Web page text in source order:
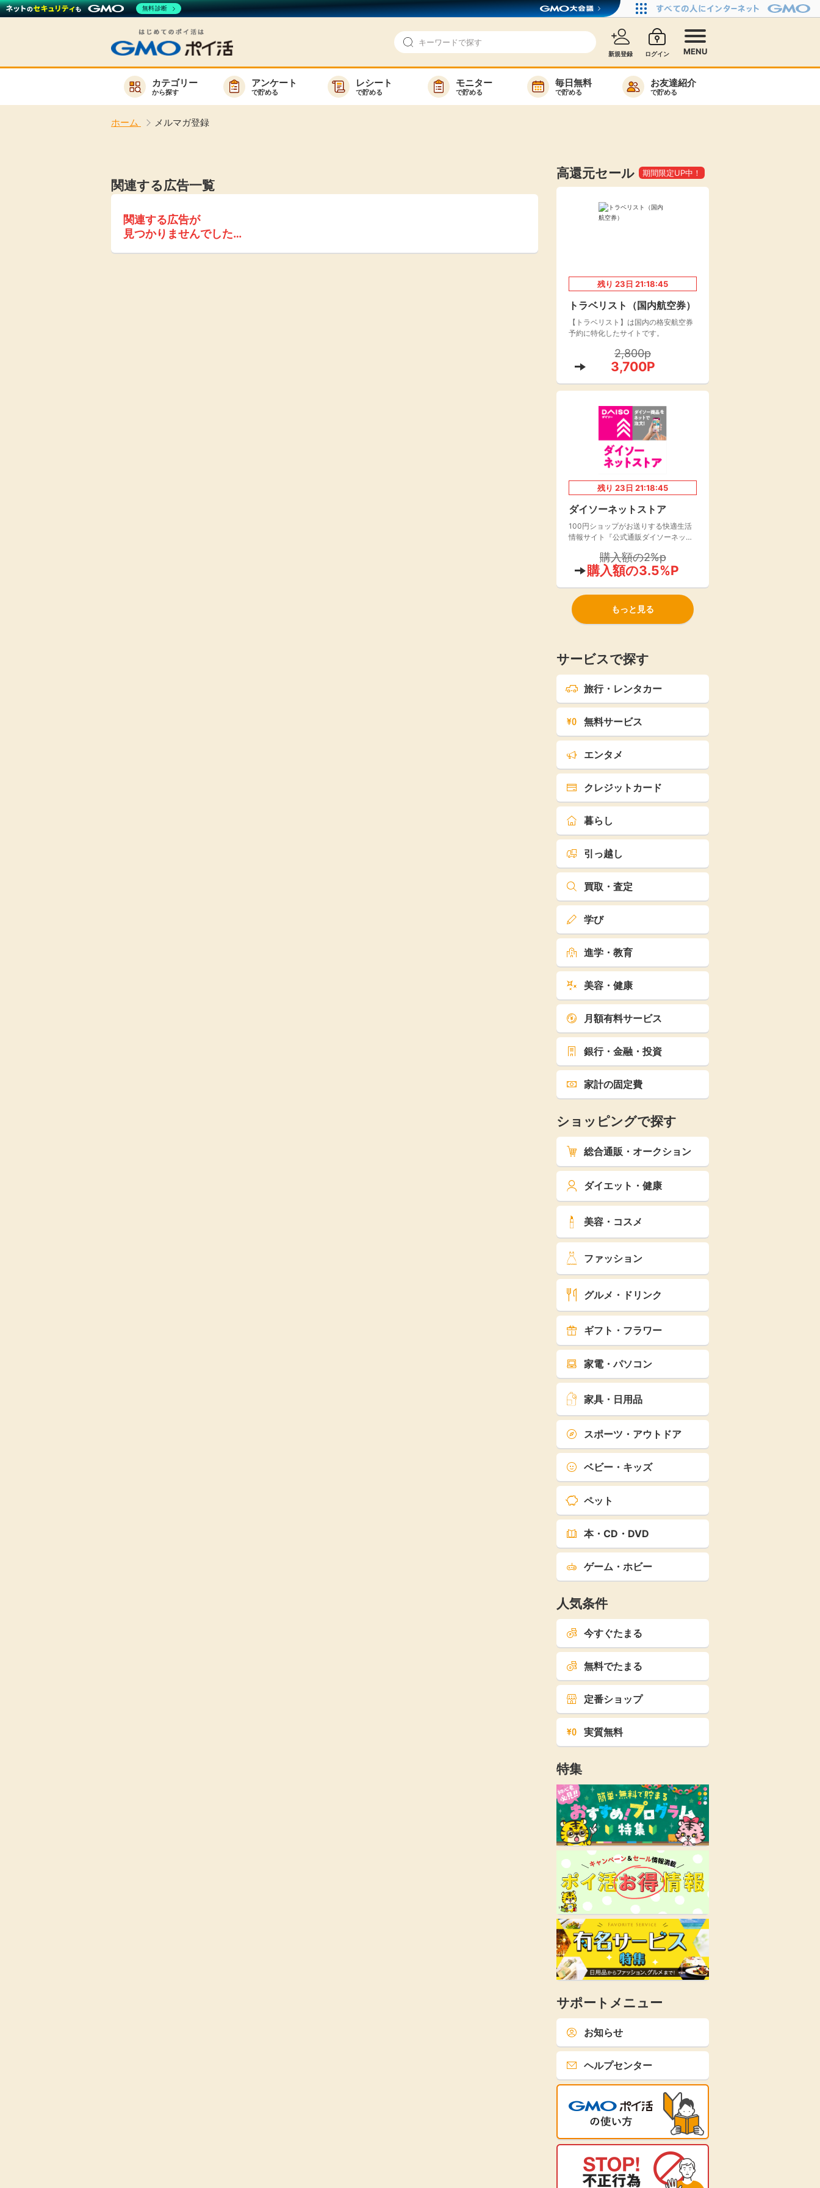
新規登録 ログイン MENU
お知らせ
新着
無料
モニター
ヘルプセンター
カテゴリー
から探す
アンケート
で貯める
レシート
で貯める
モニター
で貯める
毎日無料
で貯める
お友達紹介
で貯める
ホーム メルマガ登録
楽天toto【無料利
楽天レシピ
100P
カテゴリーから検索
アンケート レシ活
（貯まる・使えるお店）
キャンペーン
情報
関連する広告一覧
関連する広告が
見つかりませんでした…
高還元セール 期間限定UP中！
残り 23日 21:18:44
トラベリスト（国内航空券）
【トラベリスト】は国内の格安航空券
予約に特化したサイトです。
2,800p
3,700P
残り 23日 21:18:44
ダイソーネットストア
100円ショップがお送りする快適生活
情報サイト『公式通販ダイソーネット
購入額の2%p
購入額の3.5%P
もっと見る
サービスで探す
旅行・レンタカー
無料サービス
エンタメ
クレジットカード
暮らし
引っ越し
買取・査定
学び
進学・教育
美容・健康
月額有料サービス
銀行・金融・投資
家計の固定費
ショッピングで探す
総合通販・オークション
ダイエット・健康
美容・コスメ
ファッション
グルメ・ドリンク
ギフト・フラワー
家電・パソコン
家具・日用品
スポーツ・アウトドア
ベビー・キッズ
ペット
本・CD・DVD
ゲーム・ホビー
人気条件
今すぐたまる
無料でたまる
定番ショップ
実質無料
特集
サポートメニュー
お知らせ
ヘルプセンター
無料診断